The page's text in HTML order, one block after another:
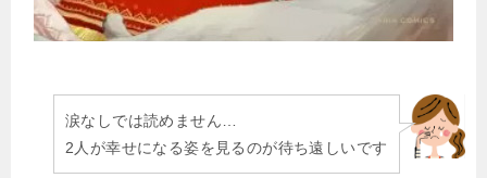
涙なしでは読めません…
2人が幸せになる姿を見るのが待ち遠しいです